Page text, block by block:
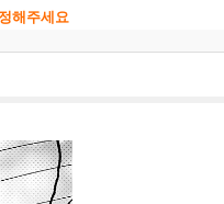
해주세요